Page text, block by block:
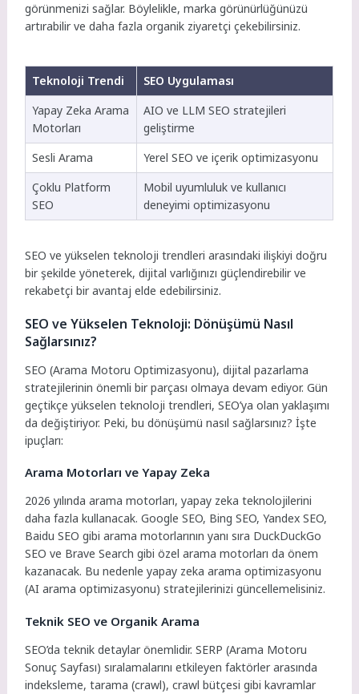
görünmenizi sağlar. Böylelikle, marka görünürlüğünüzü
artırabilir ve daha fazla organik ziyaretçi çekebilirsiniz.
Teknoloji Trendi
SEO Uygulaması
Yapay Zeka Arama
Motorları
AIO ve LLM SEO stratejileri
geliştirme
Sesli Arama
Yerel SEO ve içerik optimizasyonu
Çoklu Platform
SEO
Mobil uyumluluk ve kullanıcı
deneyimi optimizasyonu
SEO ve yükselen teknoloji trendleri arasındaki ilişkiyi doğru
bir şekilde yöneterek, dijital varlığınızı güçlendirebilir ve
rekabetçi bir avantaj elde edebilirsiniz.
SEO ve Yükselen Teknoloji: Dönüşümü Nasıl
Sağlarsınız?
SEO (Arama Motoru Optimizasyonu), dijital pazarlama
stratejilerinin önemli bir parçası olmaya devam ediyor. Gün
geçtikçe yükselen teknoloji trendleri, SEO’ya olan yaklaşımı
da değiştiriyor. Peki, bu dönüşümü nasıl sağlarsınız? İşte
ipuçları:
Arama Motorları ve Yapay Zeka
2026 yılında arama motorları, yapay zeka teknolojilerini
daha fazla kullanacak. Google SEO, Bing SEO, Yandex SEO,
Baidu SEO gibi arama motorlarının yanı sıra DuckDuckGo
SEO ve Brave Search gibi özel arama motorları da önem
kazanacak. Bu nedenle yapay zeka arama optimizasyonu
(AI arama optimizasyonu) stratejilerinizi güncellemelisiniz.
Teknik SEO ve Organik Arama
SEO’da teknik detaylar önemlidir. SERP (Arama Motoru
Sonuç Sayfası) sıralamalarını etkileyen faktörler arasında
indeksleme, tarama (crawl), crawl bütçesi gibi kavramlar